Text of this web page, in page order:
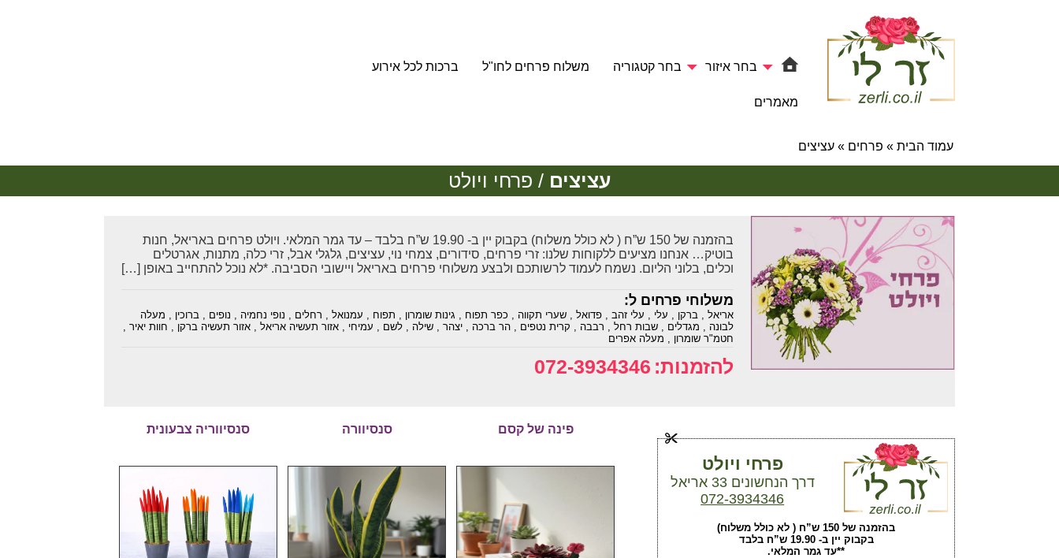
בחר איזור בחר קטגוריה משלוח פרחים לחו"ל ברכות לכל אירוע
מאמרים
עמוד הבית » פרחים » עציצים
עציצים / פרחי ויולט
בהזמנה של 150 ש”ח ( לא כולל משלוח) בקבוק יין ב- 19.90 ש”ח בלבד – עד גמר המלאי. ויולט פרחים באריאל, חנות
בוטיק… אנחנו מציעים ללקוחות שלנו: זרי פרחים, סידורים, צמחי נוי, עציצים, גלגלי אבל, זרי כלה, מתנות, אגרטלים
וכלים, בלוני הליום. נשמח לעמוד לרשותכם ולבצע משלוחי פרחים באריאל ויישובי הסביבה. *לא נוכל להתחייב באופן […]
משלוחי פרחים ל:
אריאל, ברקן עלי עלי זהב, פדואל, שערי תקווה כפר תפוח גינות שומרון תפוח עמנואל, רחלים נופי נחמיה נופים ברוכין
מעלה
לבונה
מגדלים שבות רחל, רבבה קרית נטפים הר ברכה יצהר, שילה לשם עמיחי אזור תעשיה אריאל, אזור תעשיה ברקן חוות יאיר,
חטמ"ר שומרון
מעלה אפרים
להזמנות: 072-3934346
פרחי ויולט
דרך הנחשונים 33 אריאל
072-3934346
בהזמנה של 150 ש”ח ( לא כולל משלוח)
בקבוק יין ב- 19.90 ש”ח בלבד
**עד גמר המלאי.
פינה של קסם סנסיוורה סנסיווריה צבעונית